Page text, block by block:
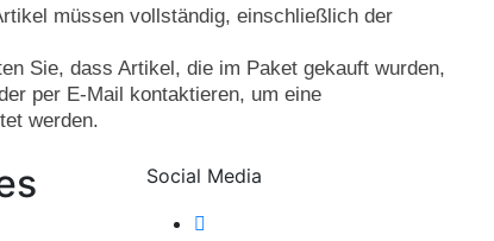
müssen vollständig, einschließlich der
Sie, dass Artikel, die im Paket gekauft wurden,
per E-Mail kontaktieren, um eine
werden.
Social Media